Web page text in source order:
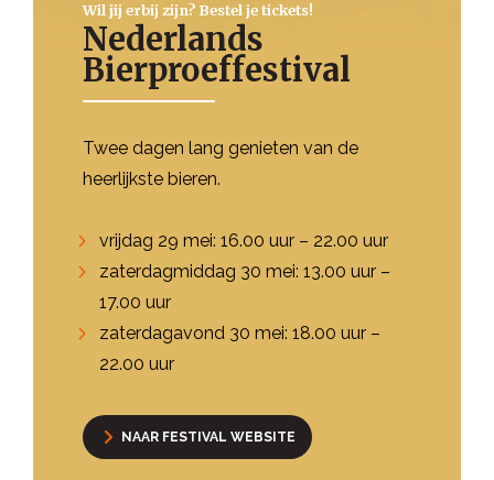
Wil jij erbij zijn? Bestel je tickets!
Nederlands
Bierproeffestival
Twee dagen lang genieten van de
heerlijkste bieren.
vrijdag 29 mei: 16.00 uur – 22.00 uur
zaterdagmiddag 30 mei: 13.00 uur –
17.00 uur
zaterdagavond 30 mei: 18.00 uur –
22.00 uur
NAAR FESTIVAL WEBSITE